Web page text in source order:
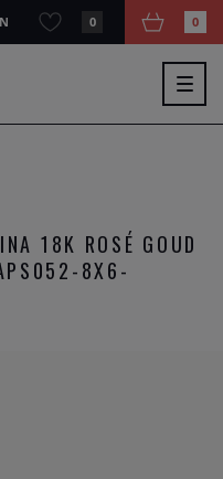
0 0
18K ROSÉ GOUD
8X6-